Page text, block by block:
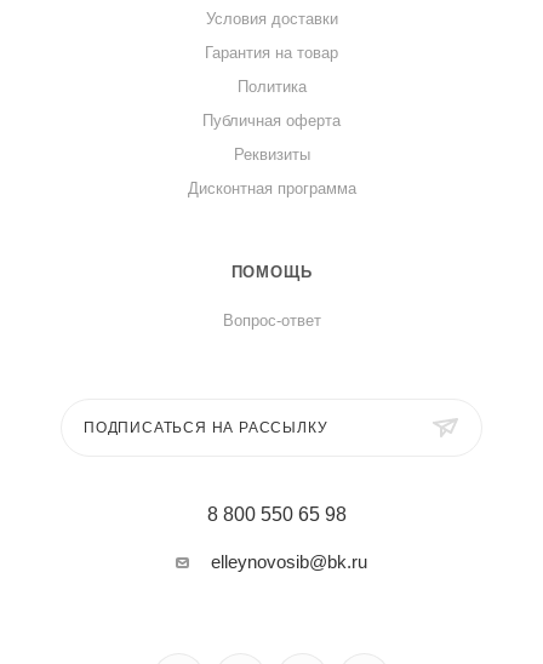
Условия доставки
Гарантия на товар
Политика
Публичная оферта
Реквизиты
Дисконтная программа
ПОМОЩЬ
Вопрос-ответ
ПОДПИСАТЬСЯ НА РАССЫЛКУ
8 800 550 65 98
elleynovosib@bk.ru